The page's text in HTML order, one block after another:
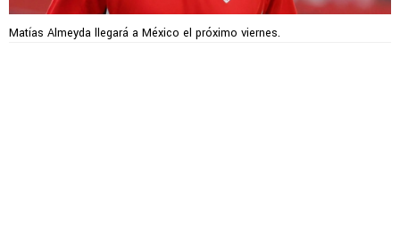
Matías Almeyda llegará a México el próximo viernes.